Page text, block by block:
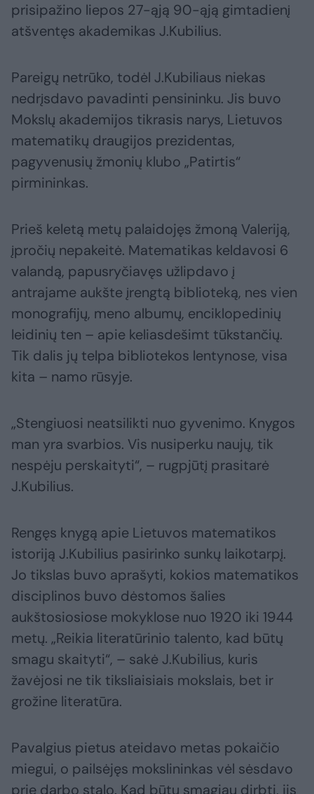
prisipažino liepos 27-ąją 90-ąją gimtadienį
atšventęs akademikas J.Kubilius.
Pareigų netrūko, todėl J.Kubiliaus niekas
nedrįsdavo pavadinti pensininku. Jis buvo
Mokslų akademijos tikrasis narys, Lietuvos
matematikų draugijos prezidentas,
pagyvenusių žmonių klubo „Patirtis“
pirmininkas.
Prieš keletą metų palaidojęs žmoną Valeriją,
įpročių nepakeitė. Matematikas keldavosi 6
valandą, papusryčiavęs užlipdavo į
antrajame aukšte įrengtą biblioteką, nes vien
monografijų, meno albumų, enciklopedinių
leidinių ten – apie keliasdešimt tūkstančių.
Tik dalis jų telpa bibliotekos lentynose, visa
kita – namo rūsyje.
„Stengiuosi neatsilikti nuo gyvenimo. Knygos
man yra svarbios. Vis nusiperku naujų, tik
nespėju perskaityti“, – rugpjūtį prasitarė
J.Kubilius.
Rengęs knygą apie Lietuvos matematikos
istoriją J.Kubilius pasirinko sunkų laikotarpį.
Jo tikslas buvo aprašyti, kokios matematikos
disciplinos buvo dėstomos šalies
aukštosiosiose mokyklose nuo 1920 iki 1944
metų. „Reikia literatūrinio talento, kad būtų
smagu skaityti“, – sakė J.Kubilius, kuris
žavėjosi ne tik tiksliaisiais mokslais, bet ir
grožine literatūra.
Pavalgius pietus ateidavo metas pokaičio
miegui, o pailsėjęs mokslininkas vėl sėsdavo
prie darbo stalo. Kad būtų smagiau dirbti, jis